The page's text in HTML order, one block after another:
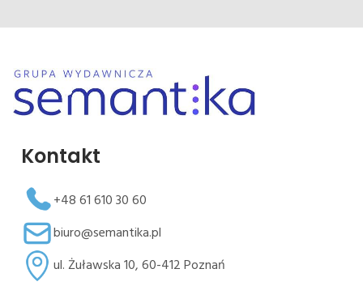
Kontakt
+48 61 610 30 60
biuro@semantika.pl
ul. Żuławska 10, 60-412 Poznań